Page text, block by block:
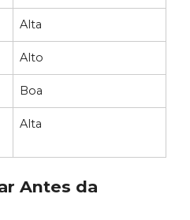
Alta
Alto
Boa
Alta
Antes da